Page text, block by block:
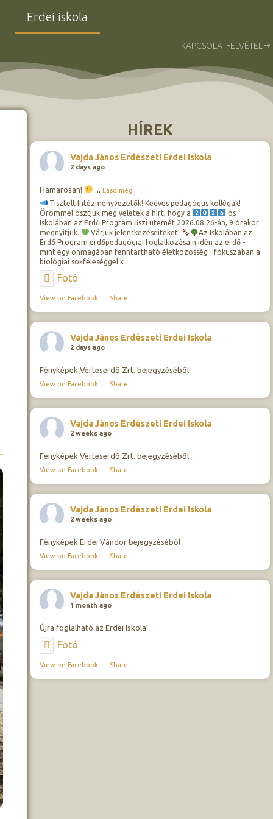
Erdei iskola
KAPCSOLATFELVÉTEL
HÍREK
Vajda János Erdészeti Erdei Iskola
2 days ago
Hamarosan!
Tisztelt Intézményvezetők! Kedves pedagógus kollégák!
Örömmel osztjuk meg veletek a hírt, hogy a
-os
Iskolában az Erdő Program őszi ütemét 2026.08.26-án, 9 órakor
megnyitjuk.
Várjuk jelentkezéseiteket!
Az Iskolában az
Erdő Program erdőpedagógiai foglalkozásain idén az erdő -
mint egy önmagában fenntartható életközösség - fókuszában a
biológiai sokféleséggel k
... Lásd még
Fotó
View on Facebook · Share
Vajda János Erdészeti Erdei Iskola
2 days ago
Fényképek Vérteserdő Zrt. bejegyzéséből
View on Facebook · Share
Vajda János Erdészeti Erdei Iskola
2 weeks ago
Fényképek Vérteserdő Zrt. bejegyzéséből
View on Facebook · Share
Vajda János Erdészeti Erdei Iskola
2 weeks ago
Fényképek Erdei Vándor bejegyzéséből
View on Facebook · Share
Vajda János Erdészeti Erdei Iskola
1 month ago
Újra foglalható az Erdei Iskola!
Fotó
View on Facebook · Share